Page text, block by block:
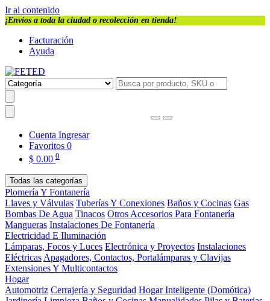
Ir al contenido
¡Envios a toda la ciudad o recolección en tienda!
Facturación
Ayuda
Cuenta Ingresar
Favoritos 0
$ 0.00 0
Todas las categorías
Plomería Y Fontanería
Llaves y Válvulas Tuberías Y Conexiones Baños y Cocinas Gas
Bombas De Agua Tinacos Otros Accesorios Para Fontanería
Mangueras Instalaciones De Fontanería
Electricidad E Iluminación
Lámparas, Focos y Luces Electrónica y Proyectos Instalaciones
Eléctricas Apagadores, Contactos, Portalámparas y Clavijas
Extensiones Y Multicontactos
Hogar
Automotriz Cerrajería y Seguridad Hogar Inteligente (Domótica)